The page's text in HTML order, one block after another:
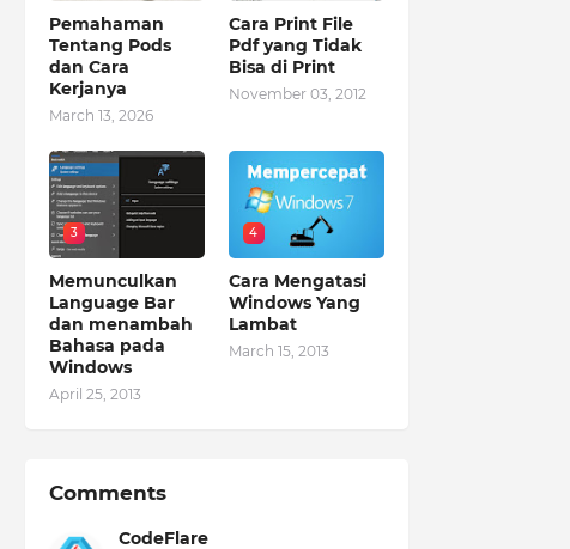
Pemahaman
Tentang Pods
dan Cara
Kerjanya
March 13, 2026
Cara Print File
Pdf yang Tidak
Bisa di Print
November 03, 2012
3
Memunculkan
Language Bar
dan menambah
Bahasa pada
Windows
April 25, 2013
4
Cara Mengatasi
Windows Yang
Lambat
March 15, 2013
Comments
CodeFlare